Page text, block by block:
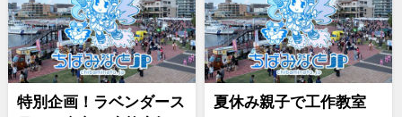
特別企画！ラベンダース
夏休み親子で工作教室